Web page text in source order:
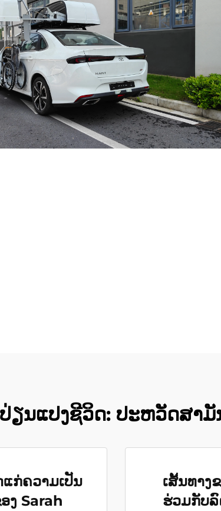
ຽນແປງຊີວິດ: ປະຫວັດສາມັ
ກ່ຄວາມເປັນ
ງ Sarah
ເສັ້ນທາງ
ຮ່ວມກັບລົ